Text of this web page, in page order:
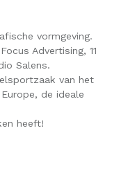
vormgeving.
Advertising, 11
Salens.
van het
de ideale
heeft!